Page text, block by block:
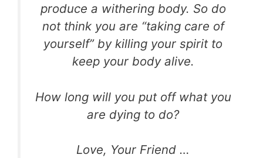
produce a withering body. So do
not think you are “taking care of
yourself” by killing your spirit to
keep your body alive.
How long will you put off what you
are dying to do?
Love, Your Friend …